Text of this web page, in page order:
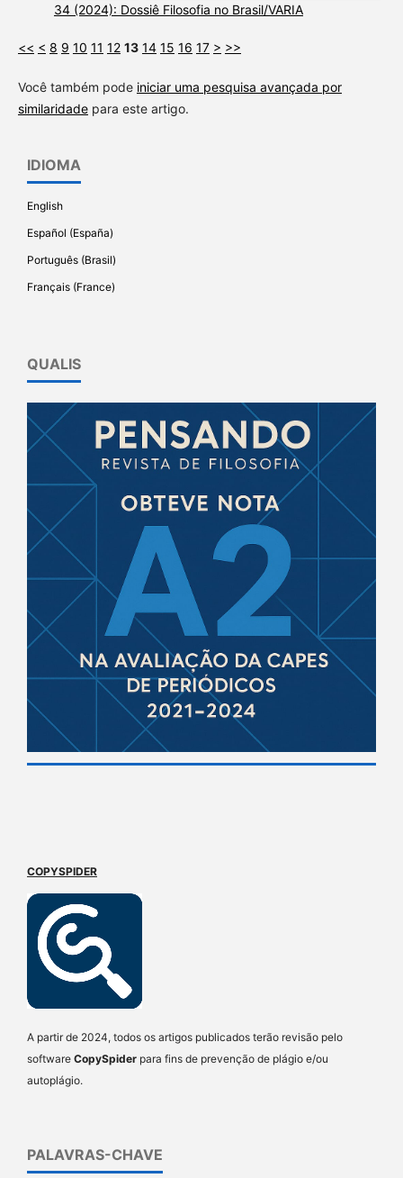
34 (2024): Dossiê Filosofia no Brasil/VARIA
<< < 8 9 10 11 12 13 14 15 16 17 > >>
Você também pode iniciar uma pesquisa avançada por
similaridadepara este artigo.
IDIOMA
English
Español (España)
Português (Brasil)
Français (France)
QUALIS
COPYSPIDER
A partir de 2024, todos os artigos publicados terão revisão pelo
software CopySpider para fins de prevenção de plágio e/ou
autoplágio.
PALAVRAS-CHAVE